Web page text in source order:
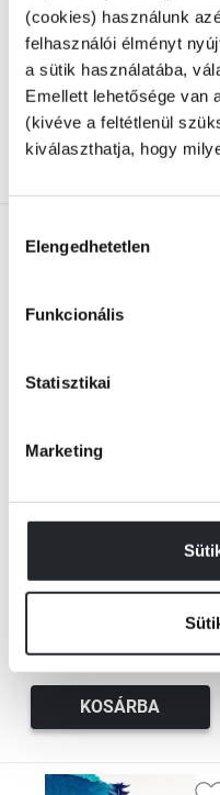
(cookies) használunk
felhasználói élményt
a sütik használatába,
Emellett lehetősége van
(kivéve a feltétlenül
kiválaszthatja, hogy
kiválasztása
Elengedhetetlen
Funkcionális
Statisztikai
Marketing
4 499 Ft
Borító ár:4 999 Ft
KOSÁRBA
Tristan Gooley
és mintázatok a gyökerektől a
levelekig
KOSÁRBA